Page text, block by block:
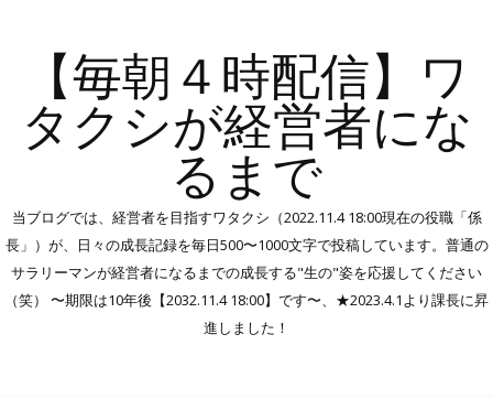
【毎朝４時配信】ワ
タクシが経営者にな
るまで
当ブログでは、経営者を目指すワタクシ（2022.11.4 18:00現在の役職「係
長」）が、日々の成長記録を毎日500〜1000文字で投稿しています。普通の
サラリーマンが経営者になるまでの成長する"生の"姿を応援してください
（笑） 〜期限は10年後【2032.11.4 18:00】です〜、★2023.4.1より課長に昇
進しました！